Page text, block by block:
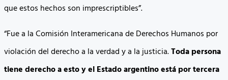
que estos hechos son imprescriptibles”.
“Fue a la Comisión Interamericana de Derechos Humanos por
violación del derecho a la verdad y a la justicia.Toda persona
tiene derecho a esto y el Estado argentino está por tercera